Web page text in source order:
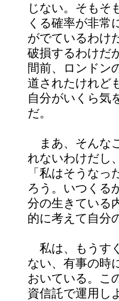
じない。そもそ
くる確率が非常
がでているわけ
破損するわけだ
間前、ロンドン
道されたけれど
自分がいくら気
だ。
まあ、そんな
れないわけだし
「私はそうな
ろう。いつくる
分の生きている
的に考えて自分
私は、もうす
ない、有事の時
おいている。こ
資信託で運用し